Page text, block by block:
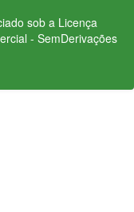
sob a Licença
- SemDerivações